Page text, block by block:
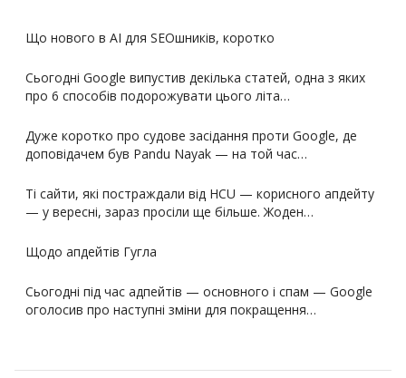
Що нового в AI для SEOшників, коротко
Сьогодні Google випустив декілька статей, одна з яких
про 6 способів подорожувати цього літа…
Дуже коротко про судове засідання проти Google, де
доповідачем був Pandu Nayak — на той час…
Ті сайти, які постраждали від HCU — корисного апдейту
— у вересні, зараз просіли ще більше. Жоден…
Щодо апдейтів Гугла
Сьогодні під час адпейтів — основного і спам — Google
оголосив про наступні зміни для покращення…